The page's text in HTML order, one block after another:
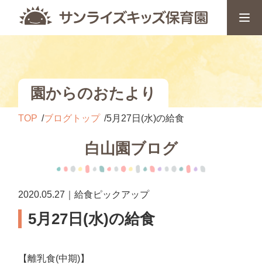
園からのおたより
TOP ブログトップ 5月27日(水)の給食
白山園ブログ
2020.05.27｜給食ピックアップ
5月27日(水)の給食
【離乳食(中期)】